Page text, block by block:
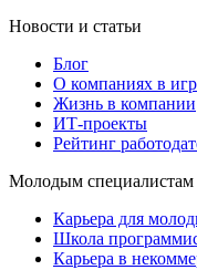
Новости и статьи
Блог
О компаниях в
Жизнь в компании
ИТ-проекты
Рейтинг
Молодым специалистам
Карьера для
Школа
Карьера в